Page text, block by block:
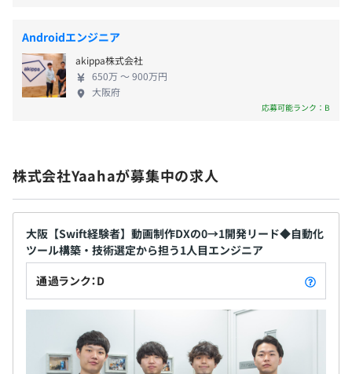
社会保険完備（健康保険・厚生年金加入・雇用保険・労災
保険）
無期雇用
6カ月（条件などの変更は一切ありません）
す。 「人がポジションをつくる」という考えのも
と、未経験からでも個性を生かして加点方式で評価
される風土があり、インターンやアルバイトから正
社員へ登用されたメンバーが全体の約6割を占めるな
す。2021年創業、平均年齢24歳の若い組織でグロー
バルでの成功をともに目指しましょう！ 【現在
Yaahaでは、社内1人目のエンジニアを募集中！】 1
人目のエンジニアとして、今後の拡張性を見据えた
言語（TypeScript／Goなど）やインフラ（AWS／
GCP）の選定、CI／CD環境の整備を主導できるな
ど、圧倒的に成長していきたい方にぴったりの環境
です！
Androidエンジニア
akippa株式会社
650万 〜 900万円
大阪府
応募可能ランク：B
株式会社Yaahaが募集中の求人
大阪【Swift経験者】動画制作DXの0→1開発リード◆自動化
ツール構築・技術選定から担う1人目エンジニア
通過ランク：D